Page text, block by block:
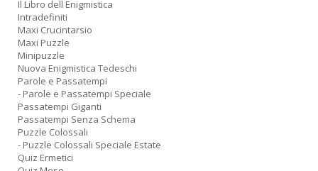
Il Libro dell Enigmistica
Intradefiniti
Maxi Crucintarsio
Maxi Puzzle
Minipuzzle
Nuova Enigmistica Tedeschi
Parole e Passatempi
- Parole e Passatempi Speciale
Passatempi Giganti
Passatempi Senza Schema
Puzzle Colossali
- Puzzle Colossali Speciale Estate
Quiz Ermetici